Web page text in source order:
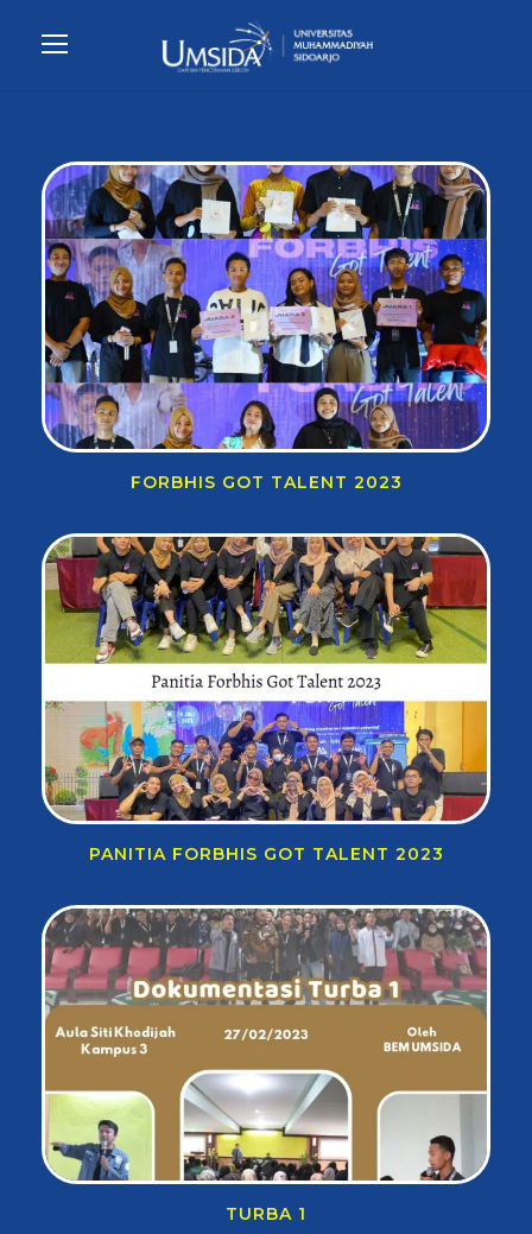
FORBHIS GOT TALENT 2023
PANITIA FORBHIS GOT TALENT 2023
TURBA 1